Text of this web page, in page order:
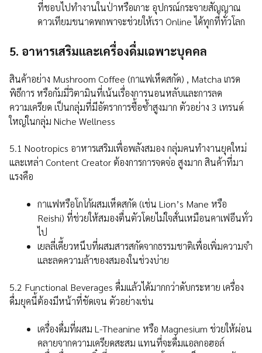
ที่ชอบไปทำงานในป่าหรือเกาะ อุปกรณ์กระจายสัญญาณ
ดาวเทียมขนาดพกพาจะช่วยให้เรา Online ได้ทุกที่ทั่วโลก
5. อาหารเสริมและเครื่องดื่มเฉพาะบุคคล
สินค้าอย่าง Mushroom Coffee (กาแฟเห็ดสกัด) , Matcha เกรด
พิธีการ หรือกัมมี่วิตามินที่เน้นเรื่องการนอนหลับและการลด
ความเครียด เป็นกลุ่มที่มีอัตราการซื้อซ้ำสูงมาก ตัวอย่าง 3 เทรนด์
ใหญ่ในกลุ่ม Niche Wellness
5.1 Nootropics อาหารเสริมเพื่อพลังสมอง กลุ่มคนทำงานยุคใหม่
และเหล่า Content Creator ต้องการการจดจ่อ สูงมาก สินค้าที่มา
แรงคือ
กาแฟหรือโกโก้ผสมเห็ดสกัด (เช่น Lion’s Mane หรือ
Reishi) ที่ช่วยให้สมองตื่นตัวโดยไม่ใจสั่นเหมือนคาเฟอีนทั่ว
ไป
เยลลี่เคี้ยวหนึบที่ผสมสารสกัดจากธรรมชาติเพื่อเพิ่มความจำ
และลดความล้าของสมองในช่วงบ่าย
5.2 Functional Beverages ดื่มแล้วได้มากกว่าดับกระหาย เครื่อง
ดื่มยุคนี้ต้องมีหน้าที่ชัดเจน ตัวอย่างเช่น
เครื่องดื่มที่ผสม L-Theanine หรือ Magnesium ช่วยให้ผ่อน
คลายจากความเครียดสะสม แทนที่จะดื่มแอลกอฮอล์